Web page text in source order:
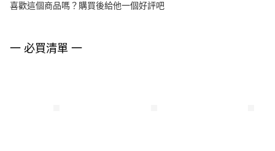
喜歡這個商品嗎？購買後給他一個好評吧
一 必買清單 一